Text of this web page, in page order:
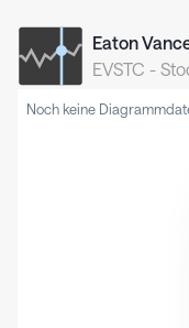
Eaton
EVSTC -
Noch keine